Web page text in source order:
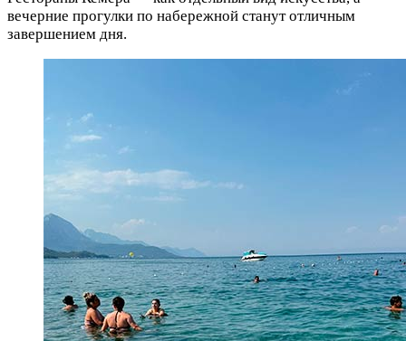
вечерние прогулки по набережной станут отличным
завершением дня.